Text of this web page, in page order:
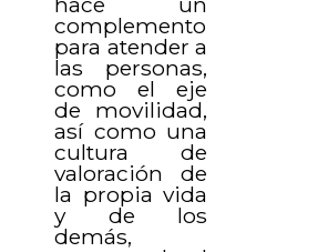
complemento
para atender a
las personas,
como el eje
de movilidad,
así como una
cultura de
valoración de
la propia vida
y de los
demás,